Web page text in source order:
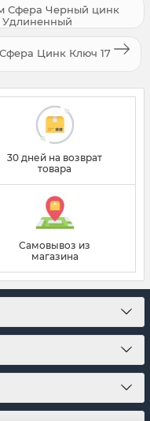
Сфера Черный цинк
Удлиненный
Цинк Ключ 17
30 дней на возврат
товара
Самовывоз из
магазина